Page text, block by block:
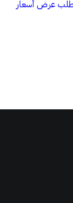
عرض أسعار